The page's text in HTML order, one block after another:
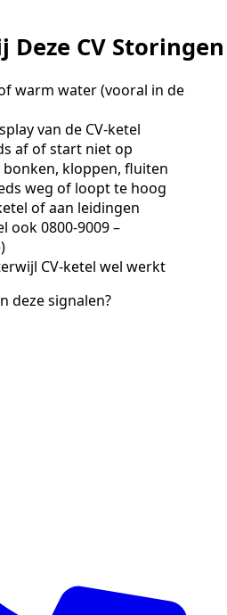
Deze CV Storingen
warm water (vooral in de
van de CV-ketel
af of start niet op
kloppen, fluiten
weg of loopt te hoog
of aan leidingen
ook 0800-9009 –
CV-ketel wel werkt
deze signalen?